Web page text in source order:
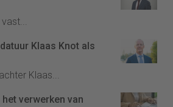
Klaas Knot als
Klaas...
verwerken van